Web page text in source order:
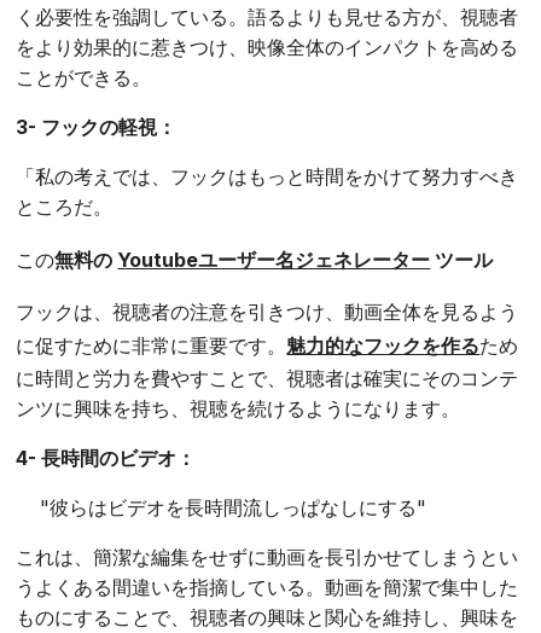
く必要性を強調している。語るよりも見せる方が、視聴者
をより効果的に惹きつけ、映像全体のインパクトを高める
ことができる。
3- フックの軽視：
「私の考えでは、フックはもっと時間をかけて努力すべき
ところだ。
この無料の Youtubeユーザー名ジェネレーター ツール
フックは、視聴者の注意を引きつけ、動画全体を見るよう
に促すために非常に重要です。 魅力的なフックを作るため
に時間と労力を費やすことで、視聴者は確実にそのコンテ
ンツに興味を持ち、視聴を続けるようになります。
4- 長時間のビデオ：
"彼らはビデオを長時間流しっぱなしにする"
これは、簡潔な編集をせずに動画を長引かせてしまうとい
うよくある間違いを指摘している。動画を簡潔で集中した
ものにすることで、視聴者の興味と関心を維持し、興味を